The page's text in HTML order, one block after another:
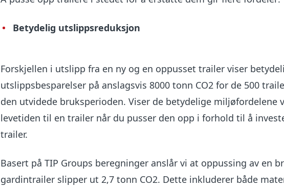
Betydelig utslippsreduksjon
Forskjellen i utslipp fra en ny og en oppusset trailer viser
utslippsbesparelser på anslagsvis 8000 tonn CO2 for de 500
den utvidede bruksperioden. Viser de betydelige miljøfordelene
levetiden til en trailer når du pusser den opp i forhold til å
trailer.
Basert på TIP Groups beregninger anslår vi at oppussing av en
gardintrailer slipper ut 2,7 tonn CO2. Dette inkluderer både